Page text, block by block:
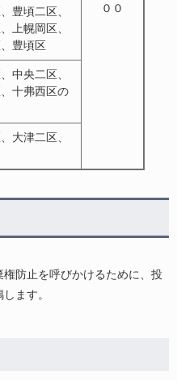
００
豊頃二区、
上幌岡区、
豊頃区
中央二区、
十弗西区の
大津二区、
防止を呼びかけるために、投
ます。